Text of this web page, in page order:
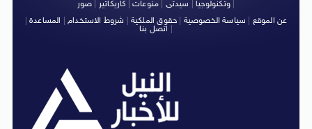
وتكنولوجيا| سيدتى منوعات كاريكاتير صور
|
عن الموقع
سياسة الخصوصية حقوق الملكية شروط الاستخدام| المساعدة|
اتصل بنا